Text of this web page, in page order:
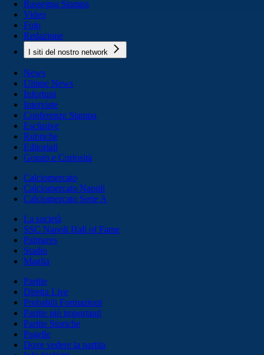
Rassegna Stampa
Video
Foto
Redazione
I siti del nostro network
News
Ultime News
Infortuni
Interviste
Conferenze Stampa
Esclusive
Rubriche
Editoriali
Gossip e Curiosità
Calciomercato
Calciomercato Napoli
Calciomercato Serie A
La società
SSC Napoli Hall of Fame
Palmares
Stadio
Maglia
Partite
Diretta Live
Probabili Formazioni
Partite più importanti
Partite Storiche
Pagelle
Dove vedere la partita